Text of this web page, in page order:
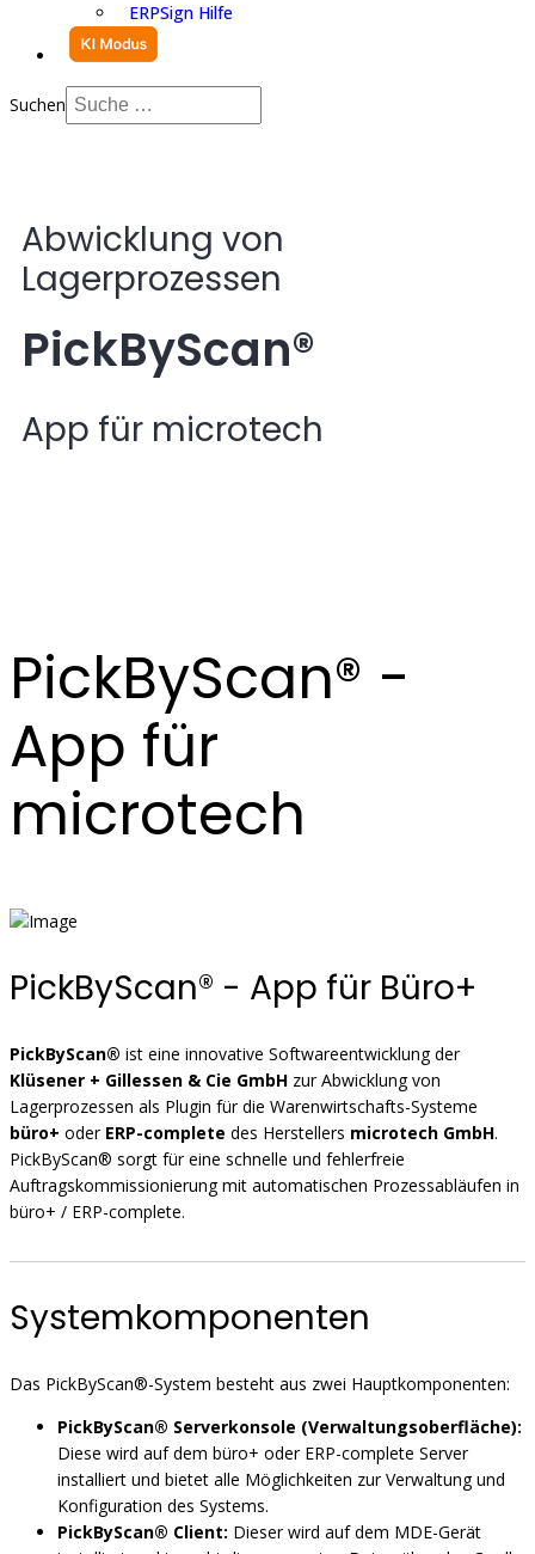
ERPSign Hilfe
Suchen
Abwicklung von
Lagerprozessen
PickByScan®
App für microtech
PickByScan® -
App für
microtech
PickByScan® - App für Büro+
PickByScan® ist eine innovative Softwareentwicklung der
Klüsener + Gillessen & Cie GmbH zur Abwicklung von
Lagerprozessen als Plugin für die Warenwirtschafts-Systeme
büro+ oder ERP-complete des Herstellers microtech GmbH.
PickByScan® sorgt für eine schnelle und fehlerfreie
Auftragskommissionierung mit automatischen Prozessabläufen in
büro+ / ERP-complete.
Systemkomponenten
Das PickByScan®-System besteht aus zwei Hauptkomponenten:
PickByScan® Serverkonsole (Verwaltungsoberfläche):
Diese wird auf dem büro+ oder ERP-complete Server
installiert und bietet alle Möglichkeiten zur Verwaltung und
Konfiguration des Systems.
PickByScan® Client: Dieser wird auf dem MDE-Gerät